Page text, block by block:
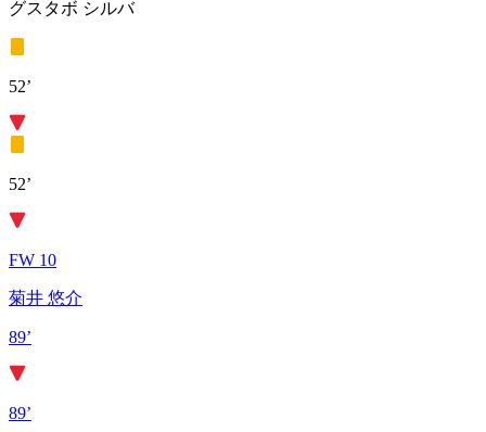
グスタボ シルバ
52’
52’
FW 10
菊井 悠介
89’
89’